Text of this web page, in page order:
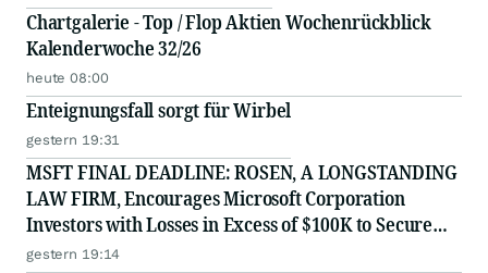
Chartgalerie - Top / Flop Aktien Wochenrückblick
Kalenderwoche 32/26
heute 08:00
Enteignungsfall sorgt für Wirbel
gestern 19:31
MSFT FINAL DEADLINE: ROSEN, A LONGSTANDING
LAW FIRM, Encourages Microsoft Corporation
Investors with Losses in Excess of $100K to Secure
Counsel Before Important August 11 Deadline in
gestern 19:14